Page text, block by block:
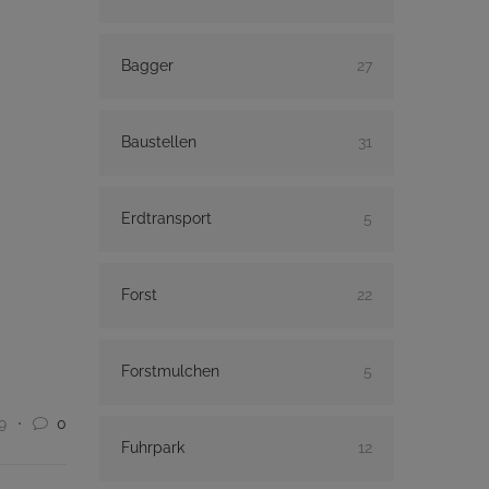
0
Bagger 27
Baustellen 31
Erdtransport 5
Forst 22
Forstmulchen 5
Fuhrpark 12